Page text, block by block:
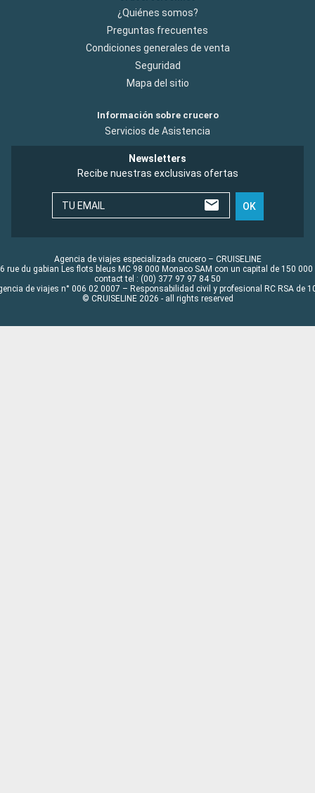
¿Quiénes somos?
Preguntas frecuentes
Condiciones generales de venta
Seguridad
Mapa del sitio
Información sobre crucero
Servicios de Asistencia
Newsletters
Recibe nuestras exclusivas ofertas
TU EMAIL OK
Agencia de viajes especializada crucero – CRUISELINE
rue du gabian Les flots bleus MC 98 000 Monaco SAM con un capital de 150 000
contact tel : (00) 377 97 97 84 50
de viajes n° 006 02 0007 – Responsabilidad civil y profesional RC RSA de
© CRUISELINE 2026 - all rights reserved